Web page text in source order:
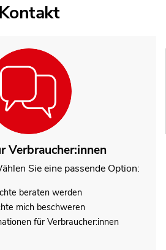
Kontakt
Verbraucher:innen
Sie eine passende Option:
beraten werden
mich beschweren
für Verbraucher:innen